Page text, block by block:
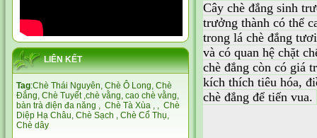
LIÊN KẾT
Tag:Chè Thái Nguyên, Chè Ô Long, Chè
Đắng, Chè Tuyết,chè vằng, cao chè vằng,
bàn trà điện đa năng , Chè Tà Xùa , , Chè
Diệp Hạ Châu, Chè Sạch , Chè Cổ Thụ,
Chè dây
Cây chè đắng sinh
trưởng thành có thể
trong lá chè đắng
và có quan hệ chặt
chè đắng còn có giá
kích thích tiêu hóa,
chè đắng để tiến vua.